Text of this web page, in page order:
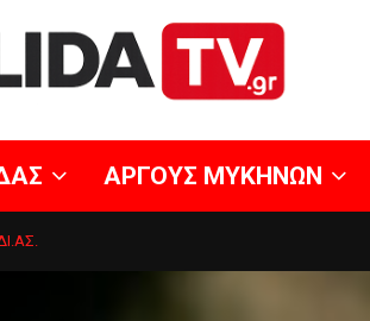
ΑΡΓΟΥΣ ΜΥΚΗΝΩΝ